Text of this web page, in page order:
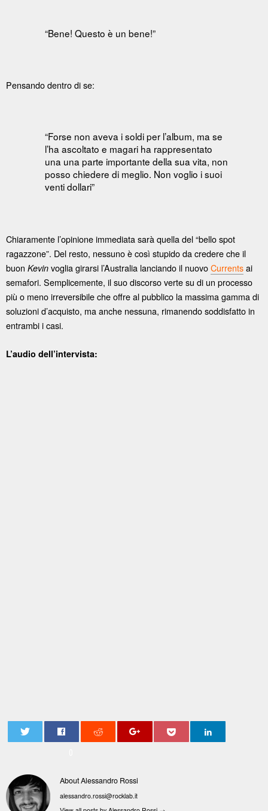
“Bene! Questo è un bene!”
Pensando dentro di se:
“Forse non aveva i soldi per l’album, ma se
l’ha ascoltato e magari ha rappresentato
una una parte importante della sua vita, non
posso chiedere di meglio. Non voglio i suoi
venti dollari”
Chiaramente l’opinione immediata sarà quella del “bello spot
ragazzone”. Del resto, nessuno è così stupido da credere che il
buon Kevin voglia girarsi l’Australia lanciando il nuovoCurrentsai
semafori. Semplicemente, il suo discorso verte su di un processo
più o meno irreversibile che offre al pubblico la massima gamma di
soluzioni d’acquisto, ma anche nessuna, rimanendo soddisfatto in
entrambi i casi.
L’audio dell’intervista:
About Alessandro Rossi
alessandro.rossi@rocklab.it